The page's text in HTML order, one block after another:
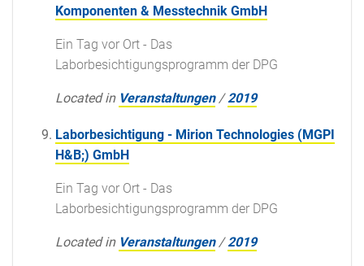
Komponenten & Messtechnik GmbH
Ein Tag vor Ort - Das
Laborbesichtigungsprogramm der DPG
Located in Veranstaltungen /2019
Laborbesichtigung - Mirion Technologies (MGPI
H&B;) GmbH
Ein Tag vor Ort - Das
Laborbesichtigungsprogramm der DPG
Located in Veranstaltungen /2019